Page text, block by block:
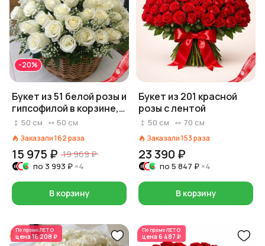
-20%
Букет из 51 белой розы и
гипсофилой в корзине,
Россия, 50 см
50 см 50 см
Заказали162раза
15 975 ₽ 19 969 ₽
по 3 993 ₽ ×4
В корзину
Букет из 201 красной
розы с лентой
50 см 70 см
Заказали153раза
23 390 ₽
по 5 847 ₽ ×4
В корзину
По промоЛЕТО
цена 16 208 ₽
По промоЛЕТО
цена 6 487 ₽